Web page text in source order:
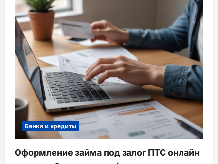
Банки и кредиты
Оформление займа под залог ПТС онлайн